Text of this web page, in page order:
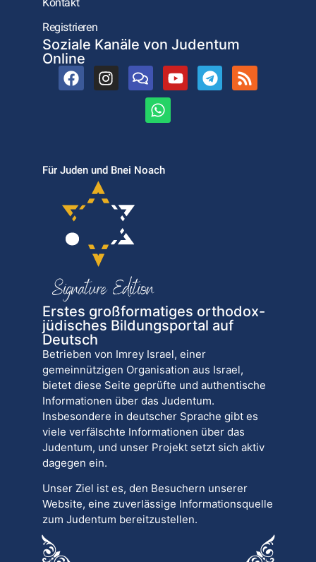
Registrieren
Soziale Kanäle von Judentum
Online
Für Juden und Bnei Noach
Erstes großformatiges orthodox-
jüdisches Bildungsportal auf
Deutsch
Betrieben von Imrey Israel, einer
gemeinnützigen Organisation aus Israel,
bietet diese Seite geprüfte und authentische
Informationen über das Judentum.
Insbesondere in deutscher Sprache gibt es
viele verfälschte Informationen über das
Judentum, und unser Projekt setzt sich aktiv
dagegen ein.
Unser Ziel ist es, den Besuchern unserer
Website, eine zuverlässige Informationsquelle
zum Judentum bereitzustellen.